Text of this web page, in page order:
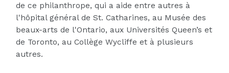
de ce philanthrope, qui a aide entre autres à
l'hôpital général de St. Catharines, au Musée des
beaux-arts de l'Ontario, aux Universités Queen’s et
de Toronto, au Collège Wycliffe et à plusieurs
autres.